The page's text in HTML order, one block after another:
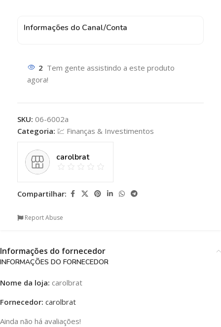
Informações do Canal/Conta
2 Tem gente assistindo a este produto
agora!
SKU: 06-6002a
Categoria: 💹 Finanças & Investimentos
carolbrat
Compartilhar:
Report Abuse
Informações do fornecedor
INFORMAÇÕES DO FORNECEDOR
Nome da loja: carolbrat
Fornecedor: carolbrat
Ainda não há avaliações!